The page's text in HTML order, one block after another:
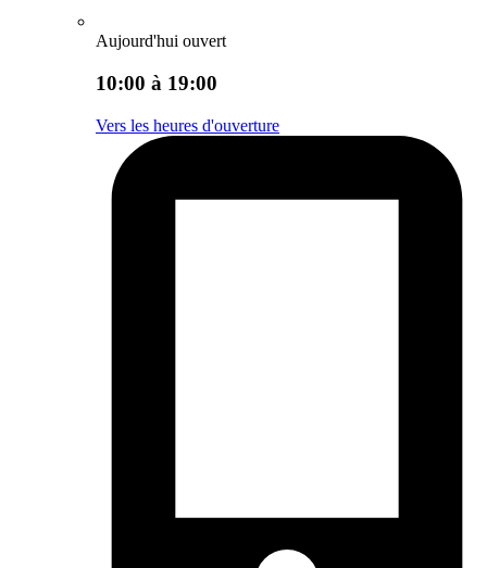
Aujourd'hui ouvert
10:00 à 19:00
Vers les heures d'ouverture